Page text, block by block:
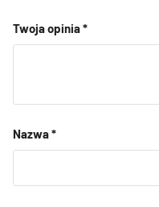
Twoja opinia*
Nazwa*